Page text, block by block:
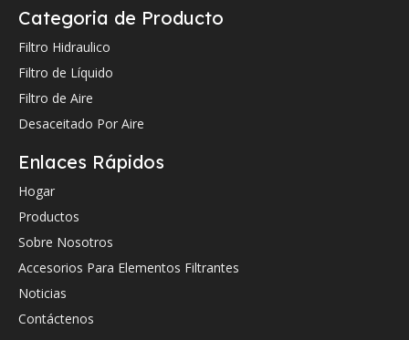
Reemplazo Sofima Filtro
de línea de retorno
hidráulico SHR2600FV11
Preguntar
Reemplazo Sofima Filtro
Filtro de presión
Categoria de Producto
Filtro Hidraulico
Filtro de Líquido
Filtro de Aire
Desaceitado Por Aire
Enlaces Rápidos
Hogar
Productos
Sobre Nosotros
Accesorios Para Elementos Filtrantes
Noticias
Contáctenos